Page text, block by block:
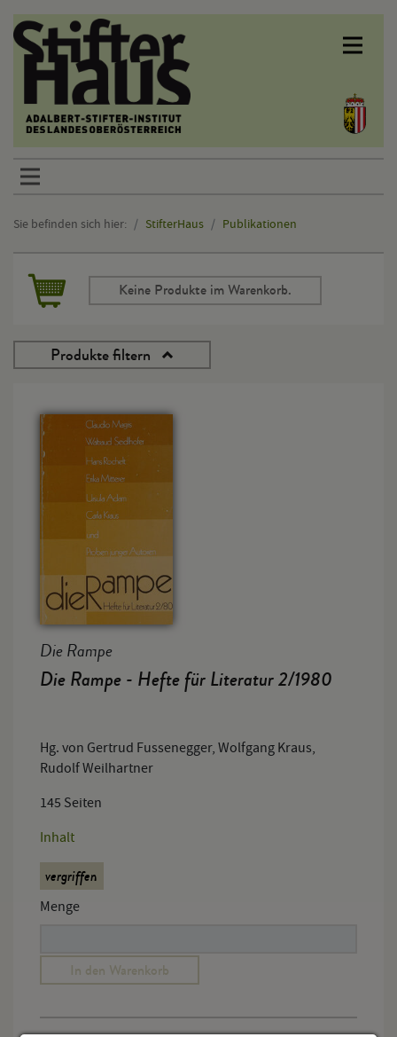
Sprunglinks
Sie befinden sich hier: StifterHaus Publikationen
Hauptinhalt
Keine Produkte im Warenkorb.
Produkte filtern
Die Rampe
Die Rampe - Hefte für Literatur 2/1980
Hg. von Gertrud Fussenegger, Wolfgang Kraus,
Rudolf Weilhartner
145 Seiten
Inhalt
vergriffen
Menge
In den Warenkorb